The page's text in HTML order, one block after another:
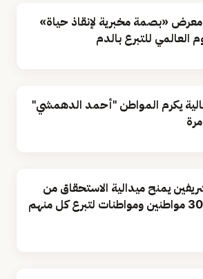
«بصمة مخبرية لإنقاذ حياة»
العالمي للتبرع بالدم
يكرم المواطن "أحمد الدهمشي"
يمنح ميدالية الاستحقاق من
الدرجة الثالثة لـ 308 مواطنين ومواطنات لتبرع كل منهم